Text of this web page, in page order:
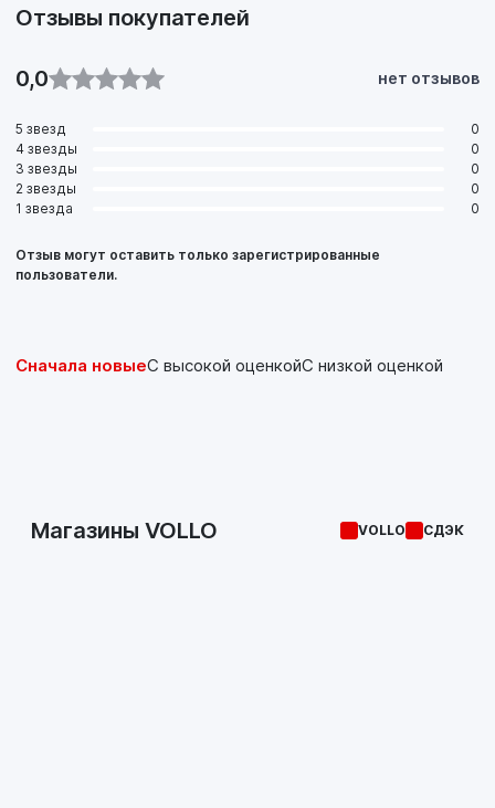
Отзывы покупателей
0,0 нет отзывов
5 звезд
0
4 звезды
0
3 звезды
0
2 звезды
0
1 звезда
0
Отзыв могут оставить только зарегистрированные
пользователи.
Сначала новыеС высокой оценкойС низкой оценкой
Магазины VOLLO VOLLO СДЭК